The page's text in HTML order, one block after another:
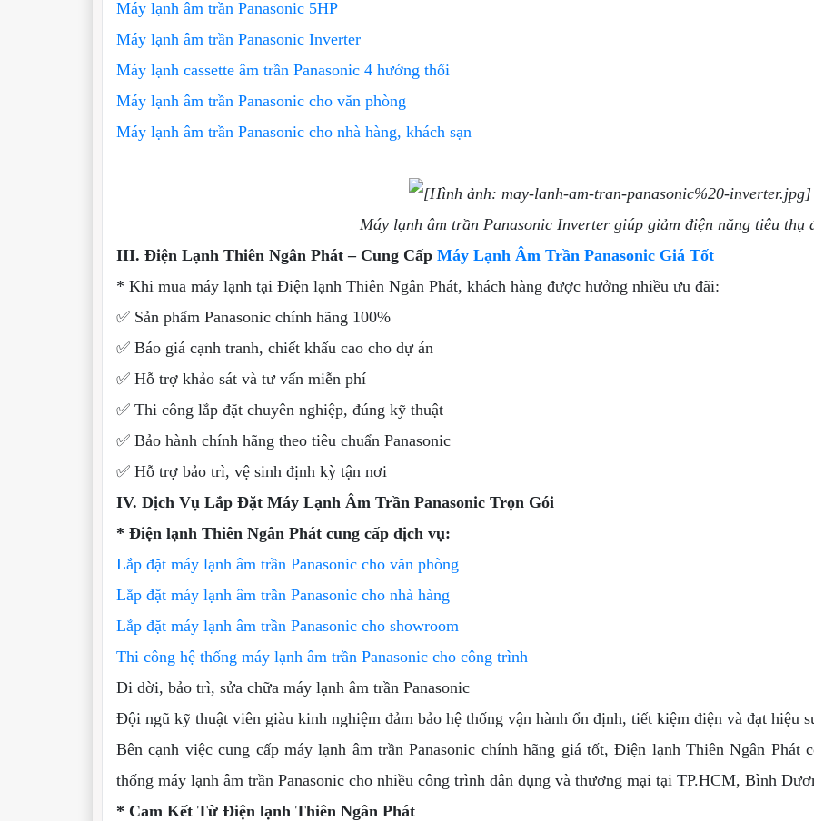
Máy lạnh âm trần Panasonic 5HP
Máy lạnh âm trần Panasonic Inverter
Máy lạnh cassette âm trần Panasonic 4 hướng thổi
Máy lạnh âm trần Panasonic cho văn phòng
Máy lạnh âm trần Panasonic cho nhà hàng, khách sạn
Máy lạnh âm trần Panasonic Inverter giúp giảm điện năng tiêu thụ
III. Điện Lạnh Thiên Ngân Phát – Cung Cấp Máy Lạnh Âm Trần Panasonic Giá Tốt
* Khi mua máy lạnh tại Điện lạnh Thiên Ngân Phát, khách hàng được hưởng nhiều ưu đãi:
✅ Sản phẩm Panasonic chính hãng 100%
✅ Báo giá cạnh tranh, chiết khấu cao cho dự án
✅ Hỗ trợ khảo sát và tư vấn miễn phí
✅ Thi công lắp đặt chuyên nghiệp, đúng kỹ thuật
✅ Bảo hành chính hãng theo tiêu chuẩn Panasonic
✅ Hỗ trợ bảo trì, vệ sinh định kỳ tận nơi
IV. Dịch Vụ Lắp Đặt Máy Lạnh Âm Trần Panasonic Trọn Gói
* Điện lạnh Thiên Ngân Phát cung cấp dịch vụ:
Lắp đặt máy lạnh âm trần Panasonic cho văn phòng
Lắp đặt máy lạnh âm trần Panasonic cho nhà hàng
Lắp đặt máy lạnh âm trần Panasonic cho showroom
Thi công hệ thống máy lạnh âm trần Panasonic cho công trình
Di dời, bảo trì, sửa chữa máy lạnh âm trần Panasonic
Đội ngũ kỹ thuật viên giàu kinh nghiệm đảm bảo hệ thống vận hành ổn định, tiết kiệm điện và đạt hiệu
Bên cạnh việc cung cấp máy lạnh âm trần Panasonic chính hãng giá tốt, Điện lạnh Thiên Ngân
thống máy lạnh âm trần Panasonic cho nhiều công trình dân dụng và thương mại tại TP.HCM, Bình
* Cam Kết Từ Điện lạnh Thiên Ngân Phát